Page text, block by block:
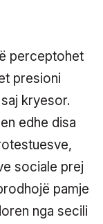
perceptohet
presioni
kryesor.
edhe disa
sociale prej
pamje
nga secili